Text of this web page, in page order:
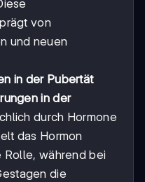
von
und neuen
in der Pubertät
in der
durch Hormone
das Hormon
während bei
die